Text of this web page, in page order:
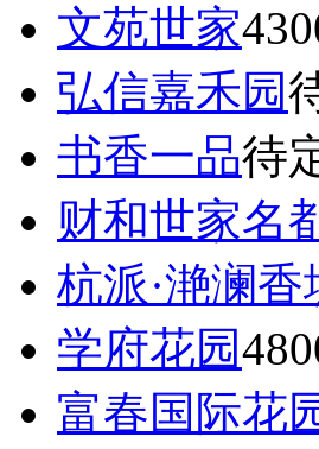
文苑世家
弘信嘉禾园
书香一品待
财和世家名
杭派·滟澜香
学府花园
富春国际花